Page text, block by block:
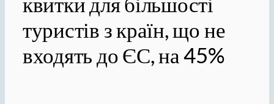
туристів з країн, що не
входять до ЄС, на 45%